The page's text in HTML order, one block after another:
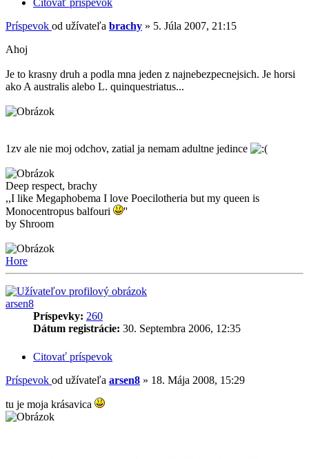
Citovať príspevok
Príspevok od užívateľa brachy » 5. Júla 2007, 21:15
Ahoj
Je to krasny druh a podla mna jeden z najnebezpecnejsich. Je horsi
ako A australis alebo L. quinquestriatus...
1zv ale nie moj odchov, zatial ja nemam adultne jedince
Deep respect, brachy
,,I like Megaphobema I love Poecilotheria but my queen is
Monocentropus balfouri
''
by Shroom
Hore
arsen8
Príspevky: 260
Dátum registrácie: 30. Septembra 2006, 12:35
Citovať príspevok
Príspevok od užívateľa arsen8 » 18. Mája 2008, 15:29
tu je moja krásavica